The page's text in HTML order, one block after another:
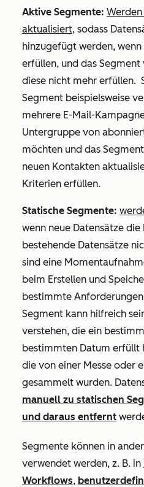
Aktive Segmente:
aktualisiert, sodass
hinzugefügt werden,
erfüllen, und das Segment
diese nicht mehr erfüllen.
Segment beispielsweise
mehrere E-Mail-
Untergruppe von
möchten und das
neuen Kontakten
Kriterien erfüllen.
Statische Segmente:
wenn neue Datensätze
bestehende Datensätze
sind eine
beim Erstellen und
bestimmte
Segment kann hilfreich
verstehen, die ein
bestimmten Datum erfüllt
die von einer Messe oder
gesammelt wurden.
manuell zu statischen
und daraus entfernt
Segmente können in
verwendet werden, z. B. in
Workflows,